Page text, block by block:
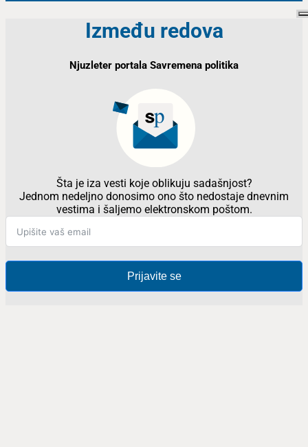
Između redova
Njuzleter portala Savremena politika
Šta je iza vesti koje oblikuju sadašnjost?
Jednom nedeljno donosimo ono što nedostaje dnevnim
vestima i šaljemo elektronskom poštom.
Prijavite se